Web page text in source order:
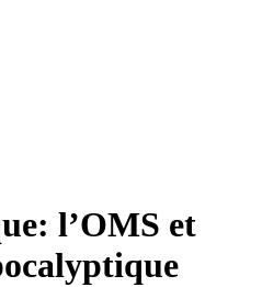
l’OMS et